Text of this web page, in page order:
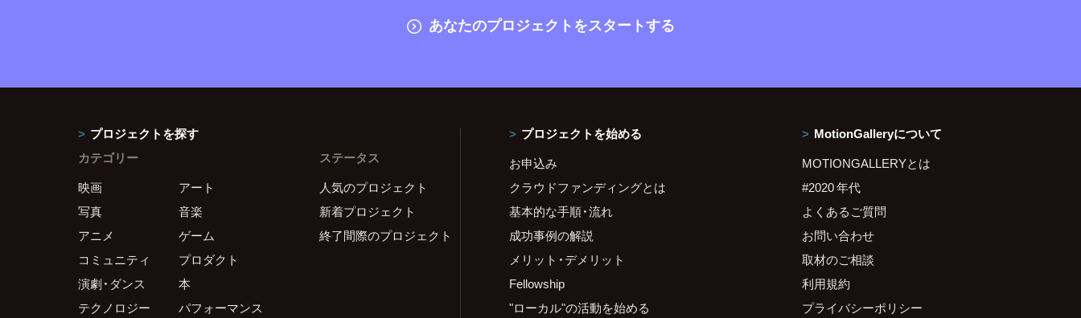
あなたのプロジェクトをスタートする
プロジェクトを探す
カテゴリー
映画
アート
写真
音楽
アニメ
ゲーム
コミュニティ
プロダクト
演劇・ダンス
本
テクノロジー
パフォーマンス
ステータス
人気のプロジェクト
新着プロジェクト
終了間際のプロジェクト
プロジェクトを始める
お申込み
クラウドファンディングとは
基本的な手順・流れ
成功事例の解説
メリット・デメリット
Fellowship
"ローカル"の活動を始める
MotionGalleryについて
MOTIONGALLERYとは
#2020 年代
よくあるご質問
お問い合わせ
取材のご相談
利用規約
プライバシーポリシー